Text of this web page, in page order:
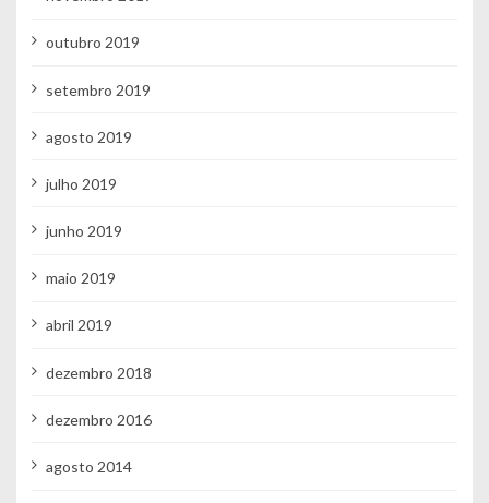
outubro 2019
setembro 2019
agosto 2019
julho 2019
junho 2019
maio 2019
abril 2019
dezembro 2018
dezembro 2016
agosto 2014